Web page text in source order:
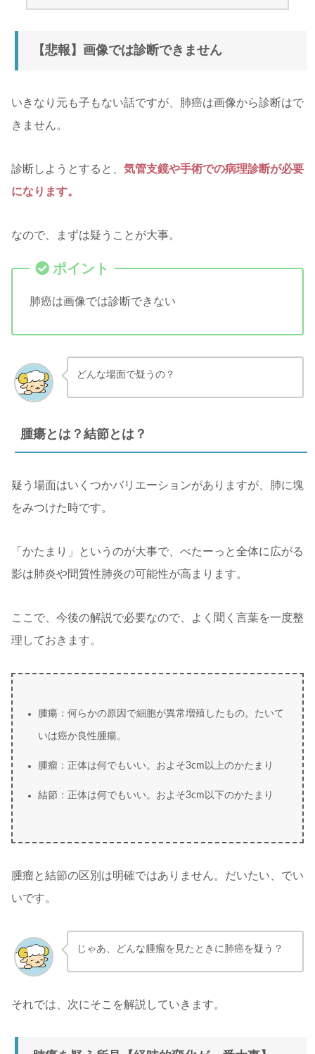
【悲報】画像では診断できません
いきなり元も子もない話ですが、肺癌は画像から診断はで
きません。
診断しようとすると、 気管支鏡や手術での病理診断が必要
になります。
なので、まずは疑うことが大事。
肺癌は画像では診断できない
どんな場面で疑うの？
腫瘍とは？結節とは？
疑う場面はいくつかバリエーションがありますが、肺に塊
をみつけた時です。
「かたまり」というのが大事で、べたーっと全体に広がる
影は肺炎や間質性肺炎の可能性が高まります。
ここで、今後の解説で必要なので、よく聞く言葉を一度整
理しておきます。
腫瘍：何らかの原因で細胞が異常増殖したもの。たいて
いは癌か良性腫瘍。
腫瘤：正体は何でもいい。およそ3cm以上のかたまり
結節：正体は何でもいい。およそ3cm以下のかたまり
腫瘤と結節の区別は明確ではありません。だいたい、でい
いです。
じゃあ、どんな腫瘤を見たときに肺癌を疑う？
それでは、次にそこを解説していきます。